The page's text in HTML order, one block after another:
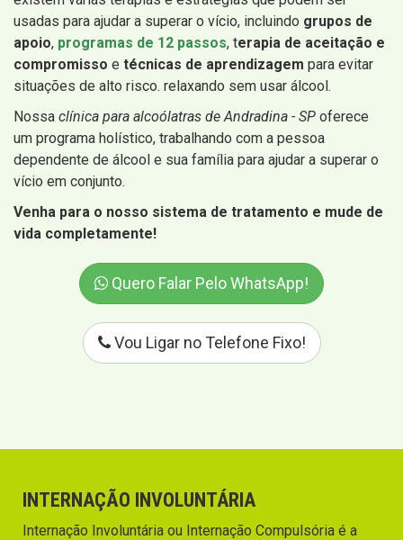
usadas para ajudar a superar o vício, incluindo grupos de
apoio, programas de 12 passos, terapia de aceitação e
compromisso e técnicas de aprendizagem para evitar
situações de alto risco. relaxando sem usar álcool.
Nossa clínica para alcoólatras de Andradina - SP oferece
um programa holístico, trabalhando com a pessoa
dependente de álcool e sua família para ajudar a superar o
vício em conjunto.
Venha para o nosso sistema de tratamento e mude de
vida completamente!
Quero Falar Pelo WhatsApp!
Vou Ligar no Telefone Fixo!
INTERNAÇÃO INVOLUNTÁRIA
Internação Involuntária ou Internação Compulsória é a